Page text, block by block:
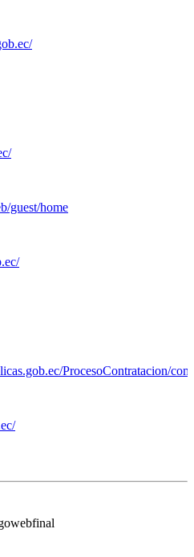
guest/home
ProcesoContratacion/